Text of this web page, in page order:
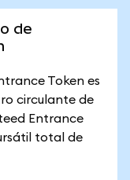
de
Token es
circulante de
Entrance
total de